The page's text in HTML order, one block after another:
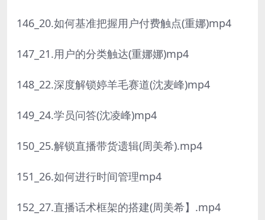
146_20.如何基准把握用户付费触点(重娜)mp4
147_21.用户的分类触达(重娜娜)mp4
148_22.深度解锁婷羊毛赛道(沈麦峰)mp4
149_24.学员问答(沈凌峰)mp4
150_25.解锁直播带货遗辑(周美希).mp4
151_26.如何进行时间管理mp4
152_27.直播话术框架的搭建(周美希】.mp4